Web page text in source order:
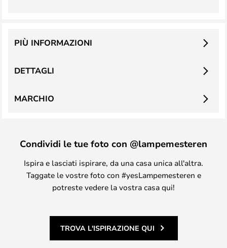
DETTAGLI
PIÙ INFORMAZIONI
MARCHIO
Condividi le tue foto con @lampemesteren
Ispira e lasciati ispirare, da una casa unica all'altra.
Taggate le vostre foto con #yesLampemesteren e
potreste vedere la vostra casa qui!
TROVA L'ISPIRAZIONE QUI